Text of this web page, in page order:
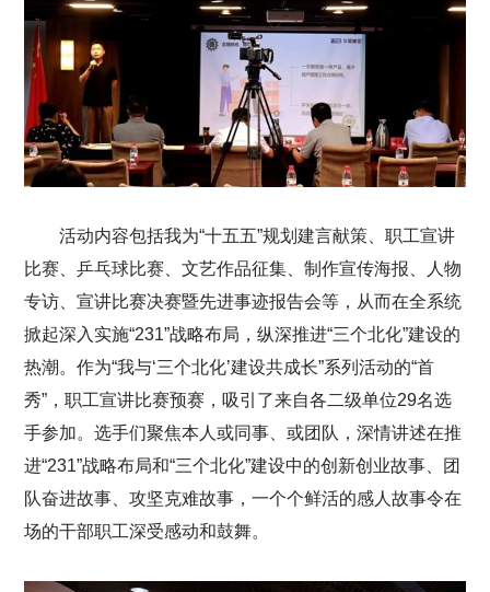
活动内容包括我为“十五五”规划建言献策、职工宣讲
比赛、乒乓球比赛、文艺作品征集、制作宣传海报、人物
专访、宣讲比赛决赛暨先进事迹报告会等，从而在全系统
掀起深入实施“231”战略布局，纵深推进“三个北化”建设的
热潮。作为“我与‘三个北化’建设共成长”系列活动的“首
秀”，职工宣讲比赛预赛，吸引了来自各二级单位29名选
手参加。选手们聚焦本人或同事、或团队，深情讲述在推
进“231”战略布局和“三个北化”建设中的创新创业故事、团
队奋进故事、攻坚克难故事，一个个鲜活的感人故事令在
场的干部职工深受感动和鼓舞。